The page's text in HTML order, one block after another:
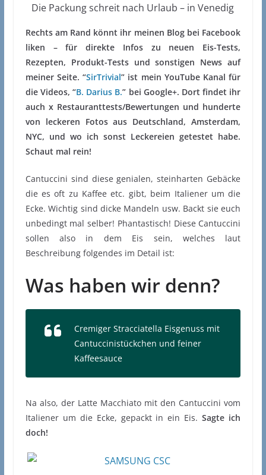
Die Packung schreit nach Urlaub – in Venedig
Rechts am Rand könnt ihr meinen Blog bei Facebook
liken – für direkte Infos zu neuen Eis-Tests,
Rezepten, Produkt-Tests und sonstigen News auf
meiner Seite. “SirTrivial” ist mein YouTube Kanal für
die Videos, “B. Darius B.” bei Google+. Dort findet ihr
auch x Restauranttests/Bewertungen und hunderte
von leckeren Fotos aus Deutschland, Amsterdam,
NYC, und wo ich sonst Leckereien getestet habe.
Schaut mal rein!
Cantuccini sind diese genialen, steinharten Gebäcke
die es oft zu Kaffee etc. gibt, beim Italiener um die
Ecke. Wichtig sind dicke Mandeln usw. Backt sie euch
unbedingt mal selber! Phantastisch! Diese Cantuccini
sollen also in dem Eis sein, welches laut
Beschreibung folgendes im Detail ist:
Was haben wir denn?
Cremiger Stracciatella Eisgenuss mit
Cantuccinistückchen und feiner
Kaffeesauce
Na also, der Latte Macchiato mit den Cantuccini vom
Italiener um die Ecke, gepackt in ein Eis.Sagte ich
doch!